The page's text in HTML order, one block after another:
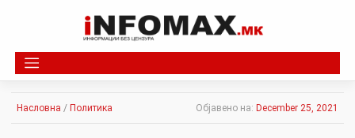
Насловна / Политика Објавено на: December 25, 2021